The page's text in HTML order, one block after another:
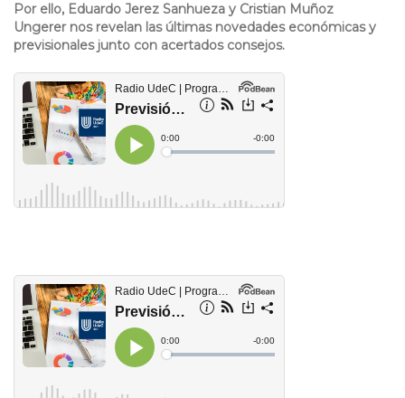
Por ello, Eduardo Jerez Sanhueza y Cristian Muñoz
Ungerer nos revelan las últimas novedades económicas y
previsionales junto con acertados consejos.